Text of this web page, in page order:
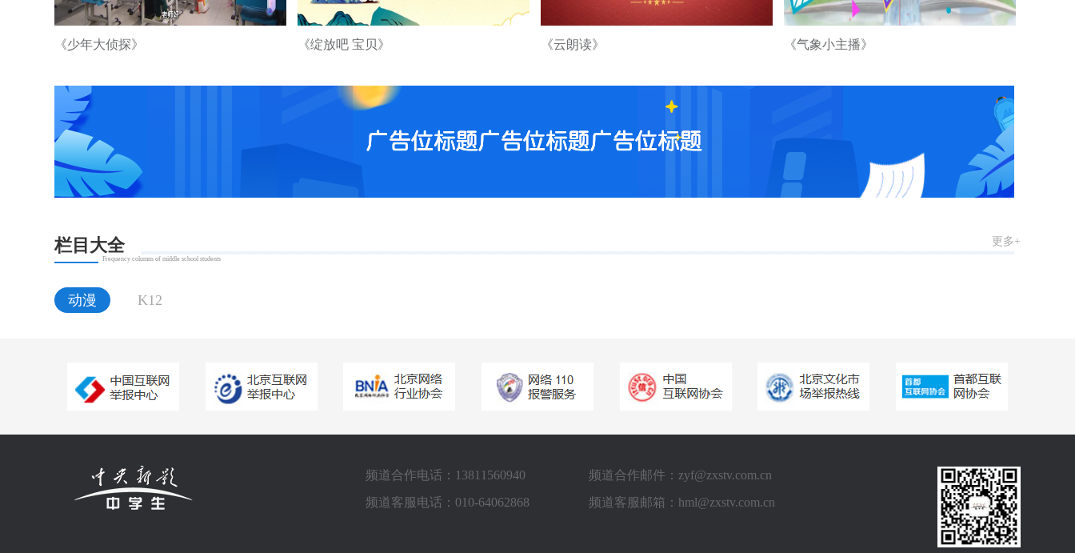
《搜星中国》春节
《美育视界》祝福
祖国一
《美育世界》祝福
《少年大侦探》 《绽放吧 宝贝》 《云朗读》 《气象小主播》
栏目大全
Frequency columns of middle school students
更多+
动漫 K12
频道合作电话：13811560940
频道客服电话：010-64062868
频道合作邮件：zyf@zxstv.com.cn
频道客服邮箱：hml@zxstv.com.cn